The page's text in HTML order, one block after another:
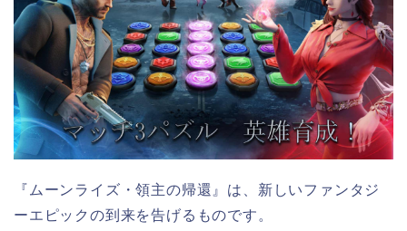
『ムーンライズ・領主の帰還』は、新しいファンタジ
ーエピックの到来を告げるものです。